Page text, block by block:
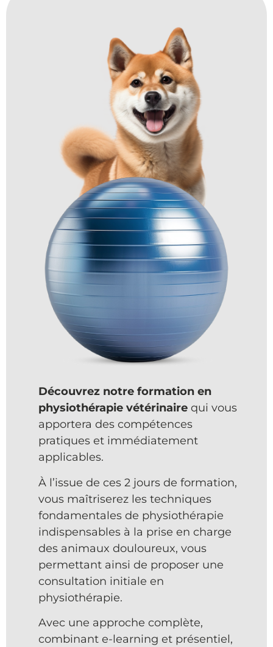
Découvrez notre formation en
physiothérapie vétérinaire qui vous
apportera des compétences
pratiques et immédiatement
applicables.
À l’issue de ces 2 jours de formation,
vous maîtriserez les techniques
fondamentales de physiothérapie
indispensables à la prise en charge
des animaux douloureux, vous
permettant ainsi de proposer une
consultation initiale en
physiothérapie.
Avec une approche complète,
combinant e-learning et présentiel,